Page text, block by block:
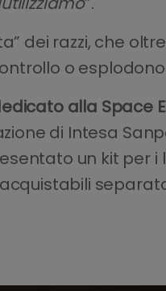
dei razzi, che
o
alla Space
di Intesa
un kit per i